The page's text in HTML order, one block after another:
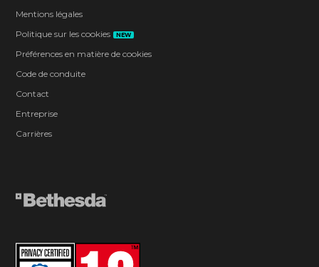
Mentions légales
Politique sur les cookies
NEW
Préférences en matière de cookies
Code de conduite
Contact
Entreprise
Carrières